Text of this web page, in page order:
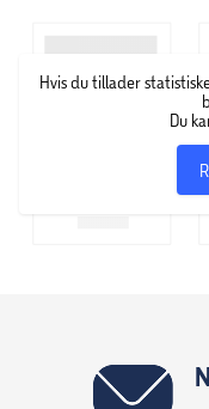
Hvis du tillader
Du